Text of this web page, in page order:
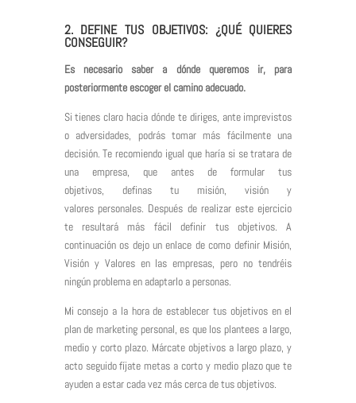
2. DEFINE TUS OBJETIVOS: ¿QUÉ QUIERES
CONSEGUIR?
Es necesario saber a dónde queremos ir, para
posteriormente escoger el camino adecuado.
Si tienes claro hacia dónde te diriges, ante imprevistos
o adversidades, podrás tomar más fácilmente una
decisión. Te recomiendo igual que haría si se tratara de
una empresa, que antes de formular tus
objetivos,
definas tu misión, visión y
valores personales. Después de realizar este ejercicio
te resultará más fácil definir tus objetivos. A
continuación os dejo un enlace de como definir Misión,
Visión y Valores en las empresas, pero no tendréis
ningún problema en adaptarlo a personas.
Mi consejo a la hora de establecer tus objetivos en el
plan de marketing personal, es que los plantees a largo,
medio y corto plazo. Márcate objetivos a largo plazo, y
acto seguido fíjate metas a corto y medio plazo que te
ayuden a estar cada vez más cerca de tus objetivos.